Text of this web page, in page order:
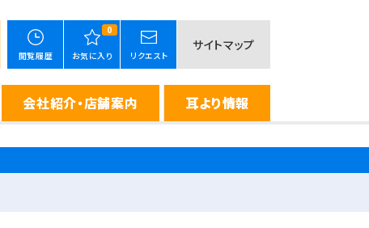
閲覧履歴
0
お気に入り リクエスト
サイトマップ
会社紹介・店舗案内 耳より情報